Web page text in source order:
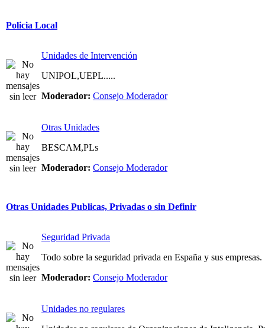
Policia Local
Unidades de Intervención
UNIPOL,UEPL.....
Moderador: Consejo Moderador
Otras Unidades
BESCAM,PLs
Moderador: Consejo Moderador
Otras Unidades Publicas, Privadas o sin Definir
Seguridad Privada
Todo sobre la seguridad privada en España y sus empresas.
Moderador: Consejo Moderador
Unidades no regulares